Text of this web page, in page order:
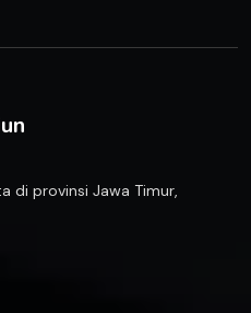
di provinsi Jawa Timur,